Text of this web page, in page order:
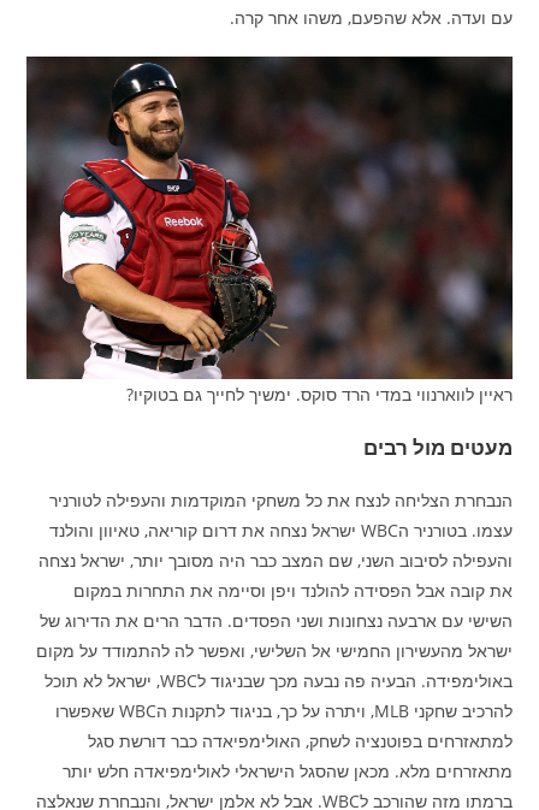
עם ועדה. אלא שהפעם, משהו אחר קרה.
ראיין לווארנווי במדי הרד סוקס. ימשיך לחייך גם בטוקיו?
מעטים מול רבים
הנבחרת הצליחה לנצח את כל משחקי המוקדמות והעפילה לטורניר
עצמו. בטורניר הWBC ישראל נצחה את דרום קוריאה, טאיוון והולנד
והעפילה לסיבוב השני, שם המצב כבר היה מסובך יותר, ישראל נצחה
את קובה אבל הפסידה להולנד ויפן וסיימה את התחרות במקום
השישי עם ארבעה נצחונות ושני הפסדים. הדבר הרים את הדירוג של
ישראל מהעשירון החמישי אל השלישי, ואפשר לה להתמודד על מקום
באולימפידה. הבעיה פה נבעה מכך שבניגוד לWBC, ישראל לא תוכל
להרכיב שחקני MLB, ויתרה על כך, בניגוד לתקנות הWBC שאפשרו
למתאזרחים בפוטנציה לשחק, האולימפיאדה כבר דורשת סגל
מתאזרחים מלא. מכאן שהסגל הישראלי לאולימפיאדה חלש יותר
ברמתו מזה שהורכב לWBC. אבל לא אלמן ישראל, והנבחרת שנאלצה